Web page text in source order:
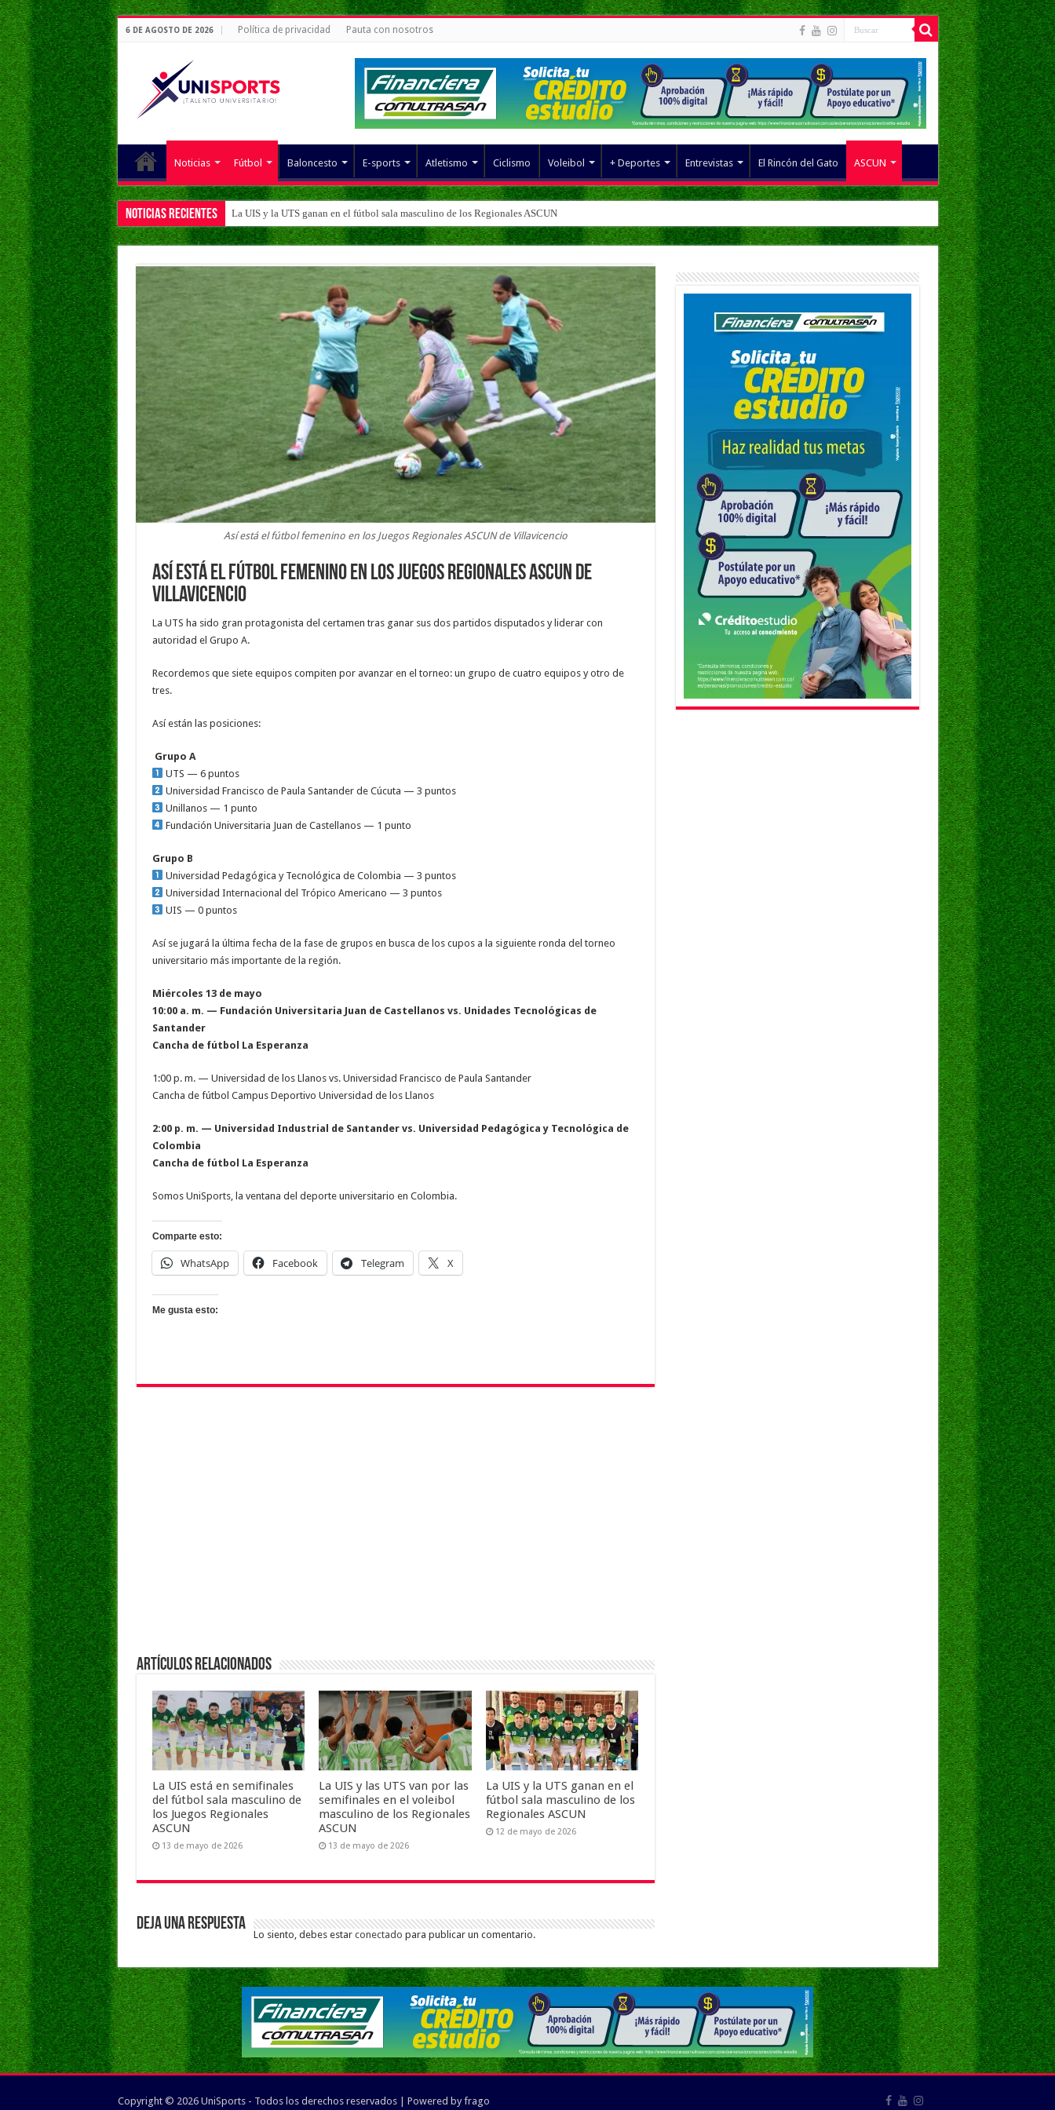
6 DE AGOSTO DE 2026 Política de privacidad Pauta con nosotros
Noticias Fútbol Baloncesto E-sports Atletismo Ciclismo Voleibol + Deportes Entrevistas El Rincón del Gato ASCUN
Noticias Recientes La UIS y la UTS ganan en el fútbol sala masculino de los Regionales ASCUN
Así está el fútbol femenino en los Juegos Regionales ASCUN de Villavicencio
Así está el fútbol femenino en los Juegos Regionales ASCUN de
Villavicencio
La UTS ha sido gran protagonista del certamen tras ganar sus dos partidos disputados y liderar con
autoridad el Grupo A.
Recordemos que siete equipos compiten por avanzar en el torneo: un grupo de cuatro equipos y otro de
tres.
Así están las posiciones:
Grupo A
UTS — 6 puntos
Universidad Francisco de Paula Santander de Cúcuta — 3 puntos
Unillanos — 1 punto
Fundación Universitaria Juan de Castellanos — 1 punto
Grupo B
Universidad Pedagógica y Tecnológica de Colombia — 3 puntos
Universidad Internacional del Trópico Americano — 3 puntos
UIS — 0 puntos
Así se jugará la última fecha de la fase de grupos en busca de los cupos a la siguiente ronda del torneo
universitario más importante de la región.
Miércoles 13 de mayo
10:00 a. m. — Fundación Universitaria Juan de Castellanos vs. Unidades Tecnológicas de
Santander
Cancha de fútbol La Esperanza
1:00 p. m. — Universidad de los Llanos vs. Universidad Francisco de Paula Santander
Cancha de fútbol Campus Deportivo Universidad de los Llanos
2:00 p. m. — Universidad Industrial de Santander vs. Universidad Pedagógica y Tecnológica de
Colombia
Cancha de fútbol La Esperanza
Somos UniSports, la ventana del deporte universitario en Colombia.
Comparte esto:
WhatsApp Facebook Telegram X
Me gusta esto:
Artículos Relacionados
La UIS está en semifinales
del fútbol sala masculino de
los Juegos Regionales
ASCUN
13 de mayo de 2026
La UIS y las UTS van por las
semifinales en el voleibol
masculino de los Regionales
ASCUN
13 de mayo de 2026
La UIS y la UTS ganan en el
fútbol sala masculino de los
Regionales ASCUN
12 de mayo de 2026
Deja una respuesta
Lo siento, debes estar conectado para publicar un comentario.
Copyright © 2026 UniSports - Todos los derechos reservados | Powered byfrago